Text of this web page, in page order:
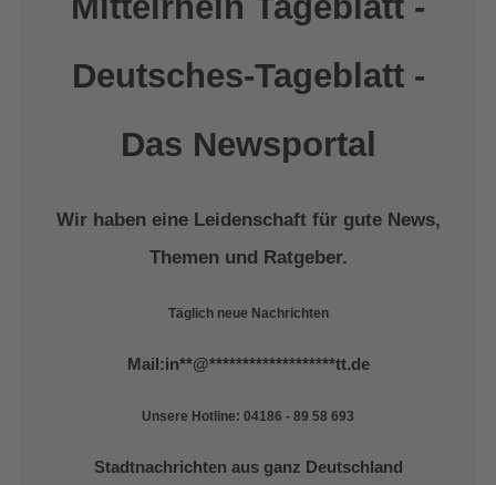
Deutsches-Tageblatt -
Das Newsportal
Wir haben eine Leidenschaft für gute News,
Themen und Ratgeber.
Täglich neue Nachrichten
Mail:in**@*******************tt.de
Unsere Hotline: 04186 - 89 58 693
Stadtnachrichten aus ganz Deutschland